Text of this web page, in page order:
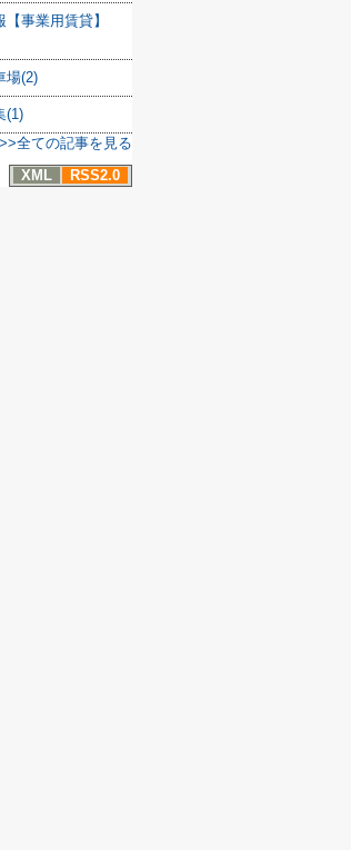
【事業用賃貸】
場(2)
(1)
>>全ての記事を見る
XML
RSS2.0